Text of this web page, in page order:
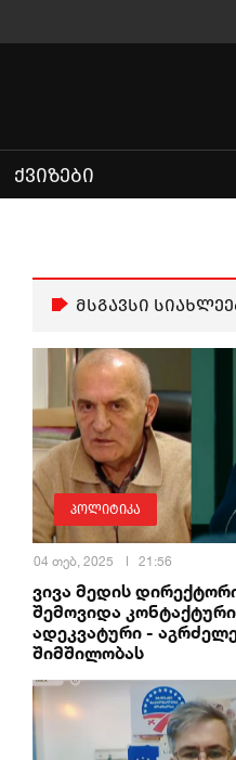
ᲥᲕᲘᲖᲔᲑᲘ
მსგავსი
პოლიტიკა
04 თებ, 2025 21:56
ვივა მედის
შემოვიდა
ადეკვატური -
შიმშილობას